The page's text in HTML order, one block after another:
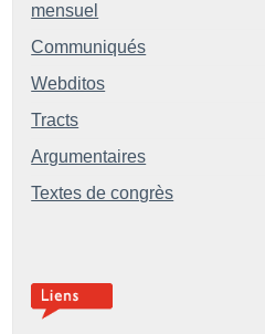
mensuel
Communiqués
Webditos
Tracts
Argumentaires
Textes de congrès